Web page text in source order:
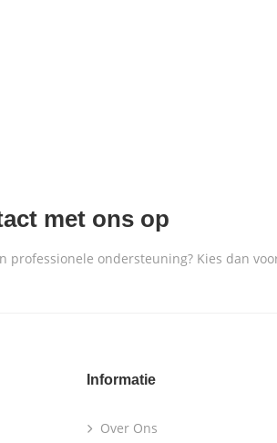
met ons op
ondersteuning? Kies dan voor
Informatie
Over Ons